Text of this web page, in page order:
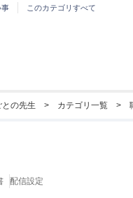
事 このカテゴリすべて
の先生 カテゴリ一覧
配信設定